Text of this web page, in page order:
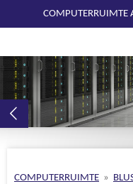
direct
de
hoofdinhoud
COMPUTERRUIMTE
COMPUTERRUIMTE »